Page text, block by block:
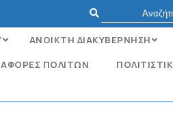
ΑΝΟΙΚΤΗ ΔΙΑΚΥΒΕΡΝΗΣΗ
ΠΟΛΙΤΏΝ